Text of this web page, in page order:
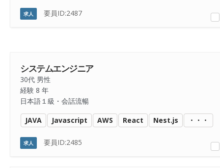
求人 要員ID:2487
システムエンジニア
30代 男性
経験 8 年
日本語１級・会話流暢
JAVA Javascript AWS React Nest.js ・・・
求人 要員ID:2485